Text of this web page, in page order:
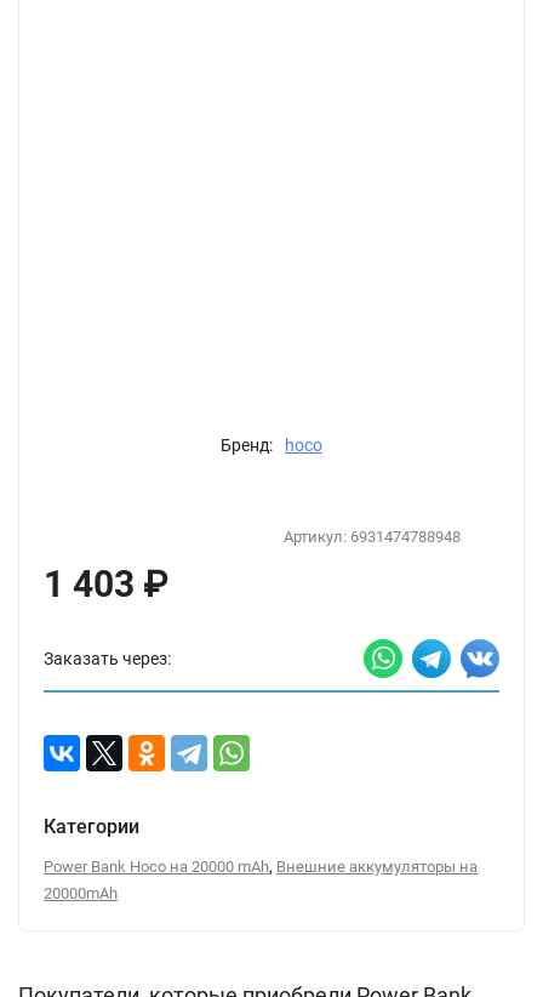
Бренд: hoco
Артикул: 6931474788948
1 403 ₽
Заказать через:
Категории
Power Bank Hoco на 20000 mAh, Внешние аккумуляторы на
20000mAh